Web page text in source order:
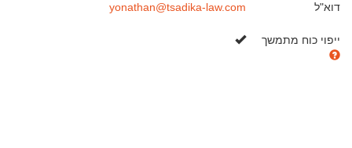
דוא"ל
yonathan@tsadika-law.com
ייפוי כוח מתמשך כן